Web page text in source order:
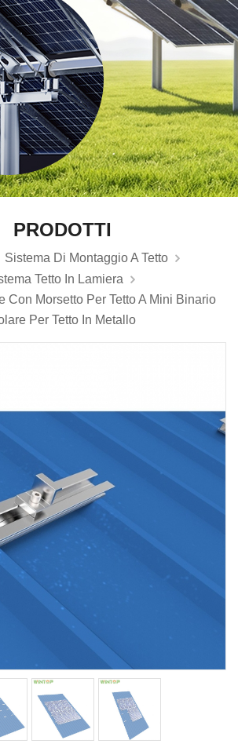
PRODOTTI
Sistema Di Montaggio A Tetto
Tetto In Lamiera
Con Morsetto Per Tetto A Mini Binario
Per Tetto In Metallo